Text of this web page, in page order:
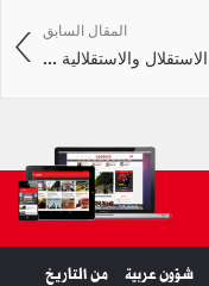
المقال السابق
الاستقلال والاستقلالية ...
شؤون عربية من التاريخ